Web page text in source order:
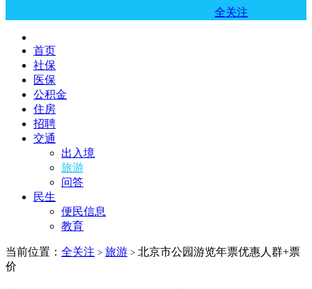
全关注
首页
社保
医保
公积金
住房
招聘
交通
出入境
旅游
问答
民生
便民信息
教育
当前位置： 全关注 > 旅游 > 北京市公园游览年票优惠人群+票
价